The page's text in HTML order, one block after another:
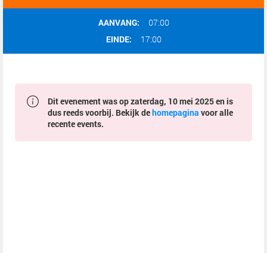
AANVANG:
07:00
EINDE:
17:00
Dit evenement was op zaterdag, 10 mei 2025 en is
dus reeds voorbij. Bekijk dehomepagina voor alle
recente events.